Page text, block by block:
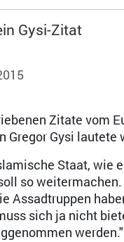
Gysi-Zitat
Zitate vom
Gregor Gysi lautete
Staat, wie
so
Assadtruppen
sich ja nicht
werden."